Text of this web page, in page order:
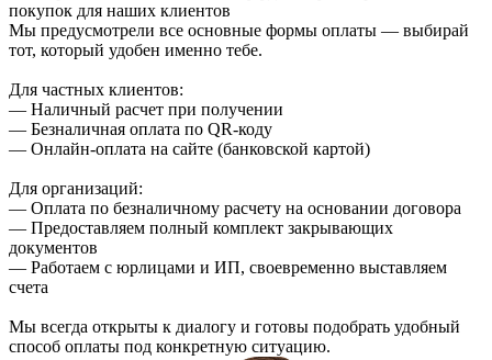
покупок для наших клиентов
Мы предусмотрели все основные формы оплаты — выбирай
тот, который удобен именно тебе.
Для частных клиентов:
— Наличный расчет при получении
— Безналичная оплата по QR-коду
— Онлайн-оплата на сайте (банковской картой)
Для организаций:
— Оплата по безналичному расчету на основании договора
— Предоставляем полный комплект закрывающих
документов
— Работаем с юрлицами и ИП, своевременно выставляем
счета
Мы всегда открыты к диалогу и готовы подобрать удобный
способ оплаты под конкретную ситуацию.